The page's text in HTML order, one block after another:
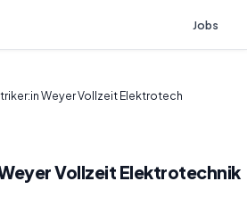
Jobs
Weyer Vollzeit Elektrotech
Vollzeit Elektrotechnik